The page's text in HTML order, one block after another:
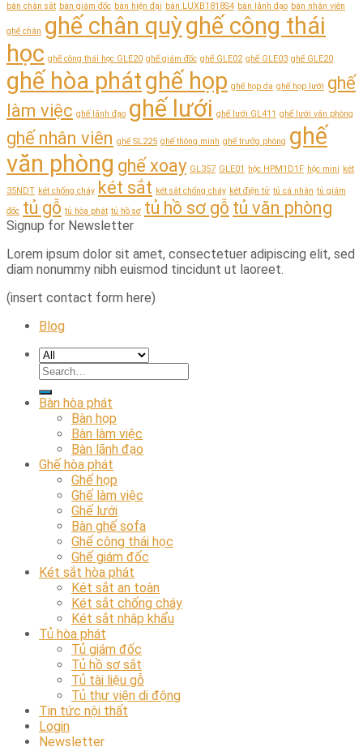
bàn chân sắt bàn giám đốc bàn hiện đại bàn LUXB1818S4 bàn lãnh đạo bàn nhân viên
ghế chân ghế chân quỳghế công thái
học ghế công thái học GLE20 ghế giám đốc ghế GLE02 ghế GLE03 ghế GLE20
ghế hòa phátghế họp ghế họp da ghế họp lưới ghế
làm việc ghế lãnh đạo ghế lưới ghế lưới GL411 ghế lưới văn phòng
ghế nhân viên ghế SL225 ghế thông minh ghế trưởg phòng ghế
văn phòng ghế xoay GL357 GLE01 hộc HPM1D1F hộc mini két
35NDT két chống cháy két sắt két sắt chống cháy két điện tử tủ cá nhân tủ giám
đốc tủ gỗ tủ hòa phát tủ hồ sơ tủ hồ sơ gỗ tủ văn phòng
Signup for Newsletter
Lorem ipsum dolor sit amet, consectetuer adipiscing elit, sed
diam nonummy nibh euismod tincidunt ut laoreet.
(insert contact form here)
Blog
Bàn hòa phát
Bàn họp
Bàn làm việc
Bàn lãnh đạo
Ghế hòa phát
Ghế họp
Ghế làm việc
Ghế lưới
Bàn ghế sofa
Ghế công thái học
Ghế giám đốc
Két sắt hòa phát
Két sắt an toàn
Két sắt chống cháy
Két sắt nhập khẩu
Tủ hòa phát
Tủ giám đốc
Tủ hồ sơ sắt
Tủ tài liệu gỗ
Tủ thư viện di động
Tin tức nội thất
Login
Newsletter